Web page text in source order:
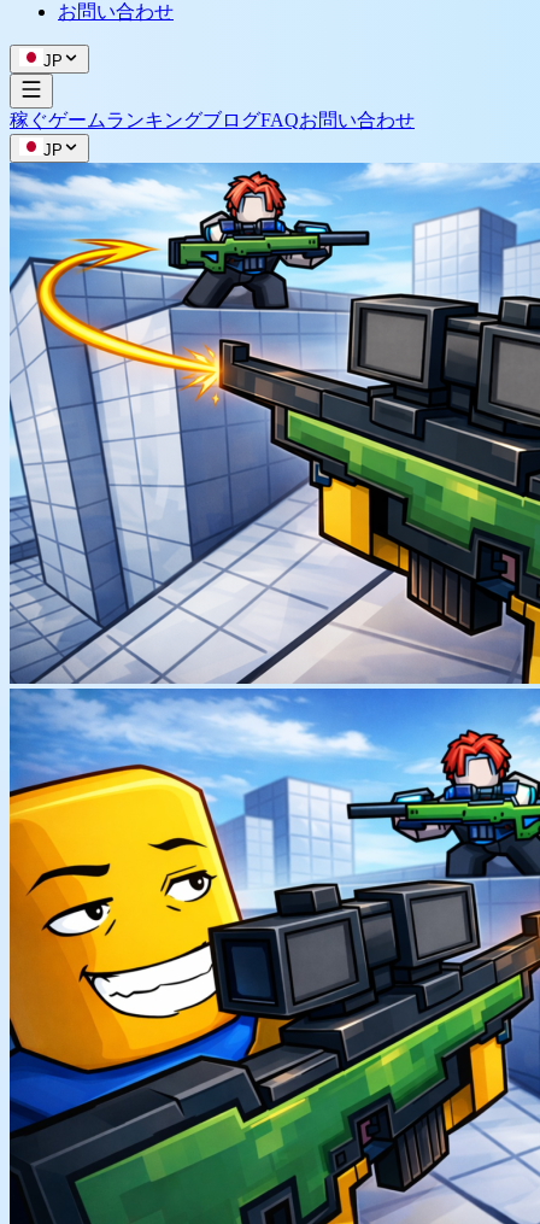
お問い合わせ
JP
稼ぐゲームランキングブログFAQお問い合わせ
JP